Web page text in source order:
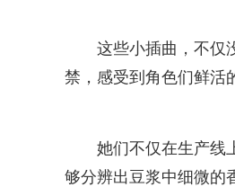
这些小插曲，不仅
禁，感受到角色们鲜活
她们不仅在生产线
够分辨出豆浆中细微的